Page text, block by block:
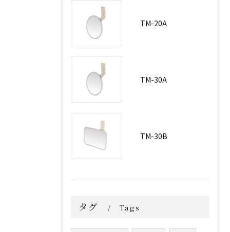
TM-20A
TM-30A
TM-30B
タグ Tags